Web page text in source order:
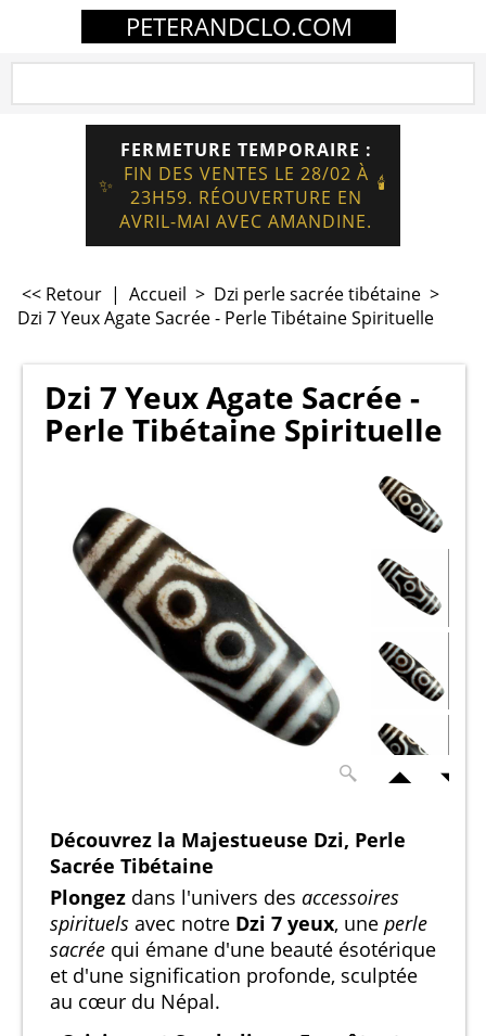
PETERANDCLO.COM
✨
FERMETURE TEMPORAIRE :
FIN DES VENTES LE 28/02 À
23H59. RÉOUVERTURE EN
AVRIL-MAI AVEC AMANDINE.
🕯️
<< Retour | Accueil > Dzi perle sacrée tibétaine >
Dzi 7 Yeux Agate Sacrée - Perle Tibétaine Spirituelle
Dzi 7 Yeux Agate Sacrée -
Perle Tibétaine Spirituelle
Découvrez la Majestueuse Dzi, Perle
Sacrée Tibétaine
Plongez dans l'univers des accessoires
spirituels avec notre Dzi 7 yeux, une perle
sacrée qui émane d'une beauté ésotérique
et d'une signification profonde, sculptée
au cœur du Népal.